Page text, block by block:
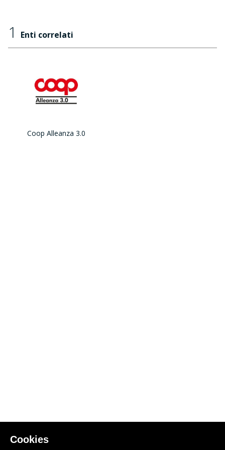
1 Enti correlati
Coop Alleanza 3.0
Cookies